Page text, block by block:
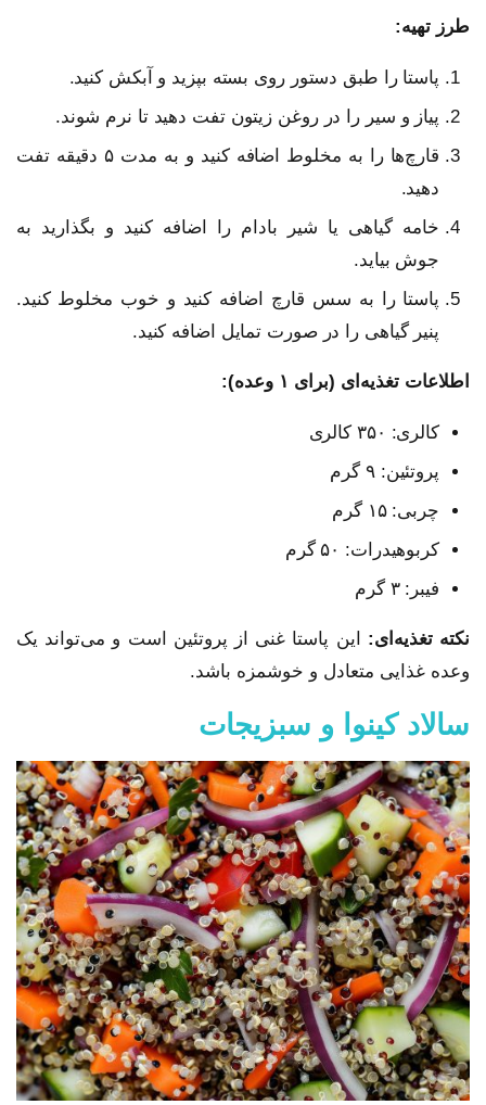
طرز تهیه:
پاستا را طبق دستور روی بسته بپزید و آبکش کنید.
پیاز و سیر را در روغن زیتون تفت دهید تا نرم شوند.
قارچ‌ها را به مخلوط اضافه کنید و به مدت ۵ دقیقه تفت
دهید.
خامه گیاهی یا شیر بادام را اضافه کنید و بگذارید به
جوش بیاید.
پاستا را به سس قارچ اضافه کنید و خوب مخلوط کنید.
پنیر گیاهی را در صورت تمایل اضافه کنید.
اطلاعات تغذیه‌ای (برای ۱ وعده):
کالری: ۳۵۰ کالری
پروتئین: ۹ گرم
چربی: ۱۵ گرم
کربوهیدرات: ۵۰ گرم
فیبر: ۳ گرم
نکته تغذیه‌ای: این پاستا غنی از پروتئین است و می‌تواند یک
وعده غذایی متعادل و خوشمزه باشد.
سالاد کینوا و سبزیجات